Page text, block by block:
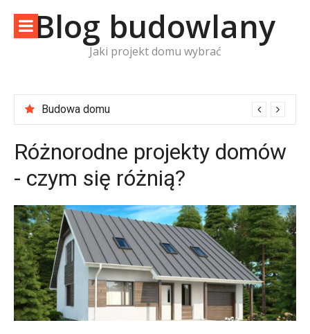
contentBlog budowlany
Jaki projekt domu wybrać
Budowa domu
Różnorodne projekty domów
- czym się różnią?